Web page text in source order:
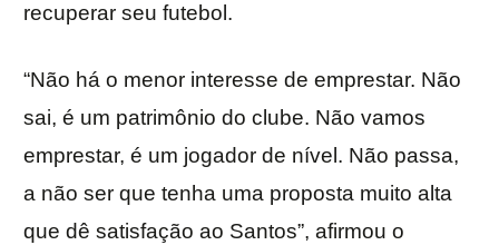
recuperar seu futebol.
“Não há o menor interesse de emprestar. Não
sai, é um patrimônio do clube. Não vamos
emprestar, é um jogador de nível. Não passa,
a não ser que tenha uma proposta muito alta
que dê satisfação ao Santos”, afirmou o